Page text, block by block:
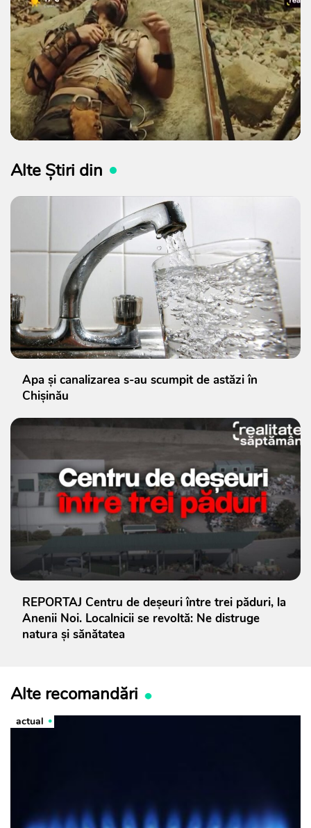
Alte Știri din
Apa și canalizarea s-au scumpit de astăzi în
Chișinău
REPORTAJ Centru de deșeuri între trei păduri, la
Anenii Noi. Localnicii se revoltă: Ne distruge
natura și sănătatea
Alte recomandări
actual